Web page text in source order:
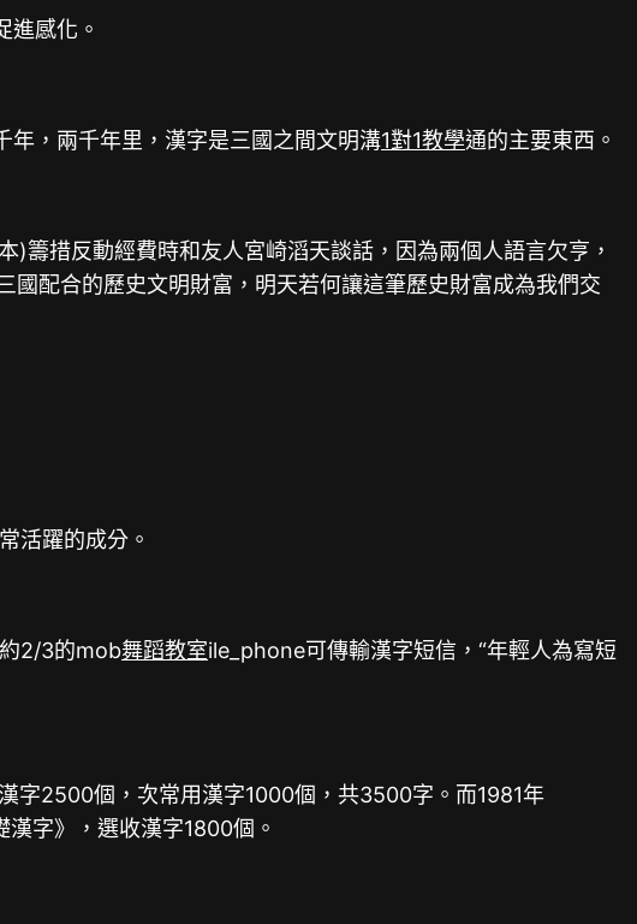
進感化。
年，兩千年里，漢字是三國之間文明溝1對1教學通的主要東西。
籌措反動經費時和友人宮崎滔天談話，因為兩個人語言欠亨，
國配合的歷史文明財富，明天若何讓這筆歷史財富成為我們交
活躍的成分。
2/3的mob舞蹈教室ile_phone可傳輸漢字短信，“年輕人為寫短
字2500個，次常用漢字1000個，共3500字。而1981年
字》，選收漢字1800個。